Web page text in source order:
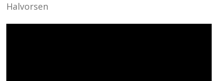
Halvorsen